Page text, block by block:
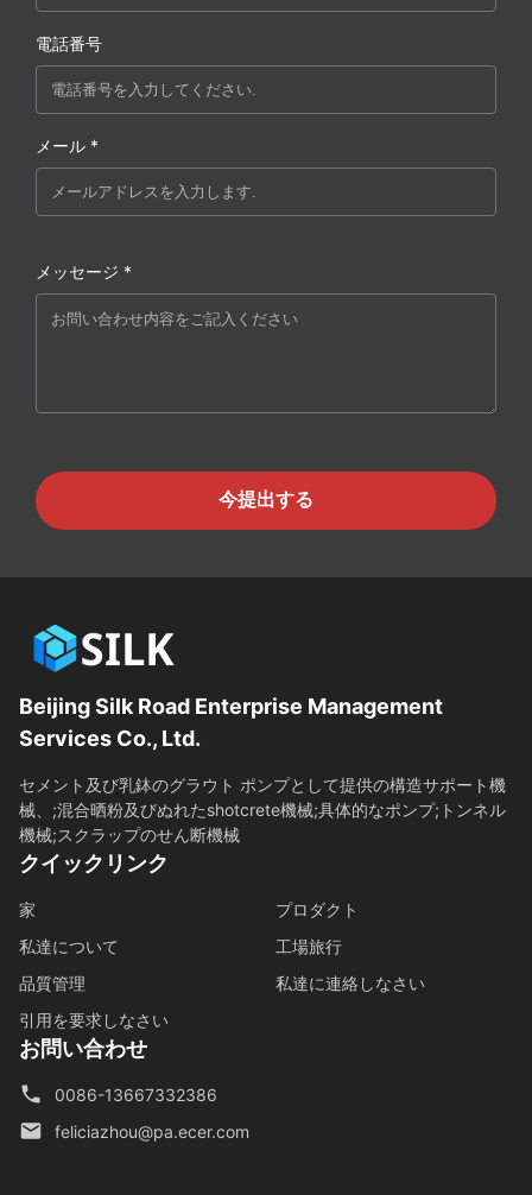
電話番号
メール *
メッセージ *
今提出する
Beijing Silk Road Enterprise Management
Services Co., Ltd.
セメント及び乳鉢のグラウト ポンプとして提供の構造サポート機
械、;混合晒粉及びぬれたshotcrete機械;具体的なポンプ;トンネル
機械;スクラップのせん断機械
クイックリンク
家
プロダクト
私達について
工場旅行
品質管理
私達に連絡しなさい
引用を要求しなさい
お問い合わせ
0086-13667332386
feliciazhou@pa.ecer.com